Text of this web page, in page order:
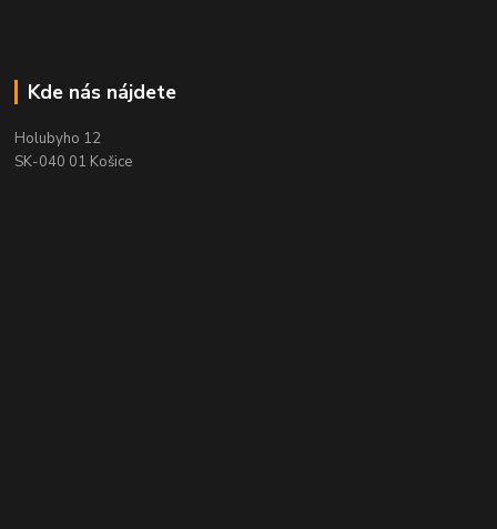
Kde nás nájdete
Holubyho 12
SK-040 01 Košice